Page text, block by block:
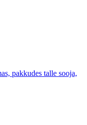
pakkudes talle sooja,